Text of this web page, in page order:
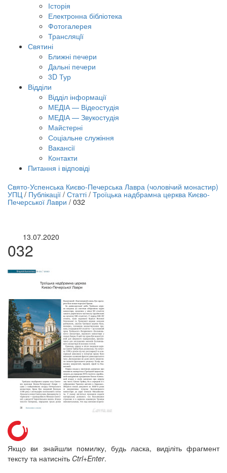
Історія
Електронна бібліотека
Фотогалерея
Трансляцiї
Святині
Ближні печери
Дальні печери
3D Тур
Відділи
Відділ інформації
МЕДІА — Відеостудія
МЕДІА — Звукостудія
Майстерні
Соціальне служіння
Вакансії
Контакти
Питання і відповіді
трансляція |
12 вересня
трансляції
онлайн трансляції
12 сентября 2015Название трансляции
12 сентября 2015Название трансляции
Свято-Успенська Києво-Печерська Лавра (чоловічий монастир)
УПЦ / Публікації / Статті / Троїцька надбрамна церква Києво-
Печерської Лаври / 032
13.07.2020
032
Якщо ви знайшли помилку, будь ласка, виділіть фрагмент
тексту та натисніть Ctrl+Enter.